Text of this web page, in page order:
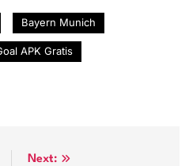
Bayern Munich
APK Gratis
Next: